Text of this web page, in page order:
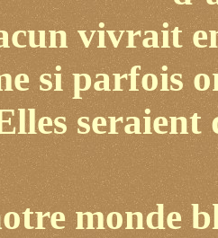
vivrait
si parfois
seraient
monde